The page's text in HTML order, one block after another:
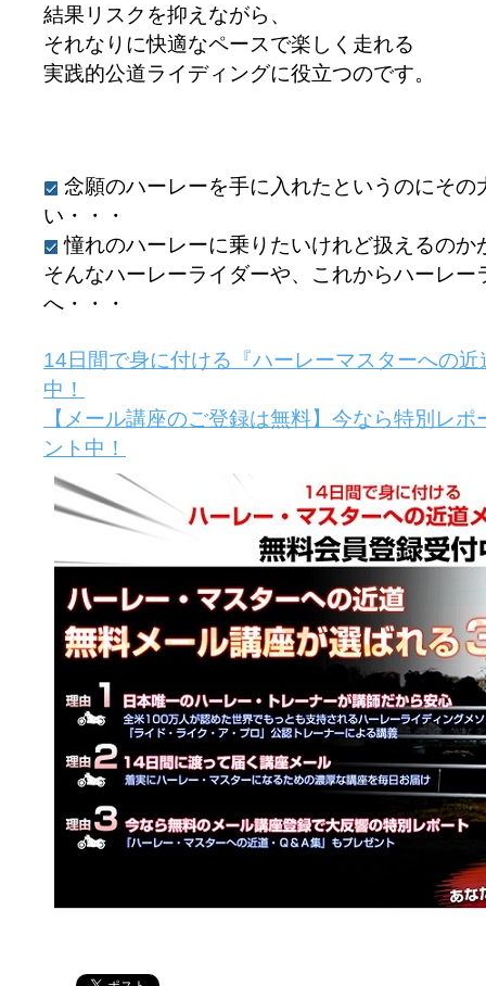
結果リスクを抑えながら、
それなりに快適なペースで楽しく走れる
実践的公道ライディングに役立つのです。
念願のハーレーを手に入れたというのにその
い・・・
憧れのハーレーに乗りたいけれど扱えるのか
そんなハーレーライダーや、これからハーレー
へ・・・
14日間で身に付ける『ハーレーマスターへの
中！
【メール講座のご登録は無料】今なら特別レ
ント中！